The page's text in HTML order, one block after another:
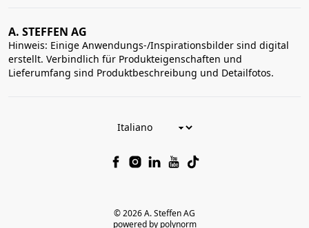
A. STEFFEN AG
Hinweis: Einige Anwendungs-/Inspirationsbilder sind digital
erstellt. Verbindlich für Produkteigenschaften und
Lieferumfang sind Produktbeschreibung und Detailfotos.
© 2026 A. Steffen AG
powered by polynorm